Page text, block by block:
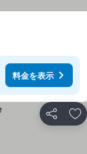
料金を表示
シェア お